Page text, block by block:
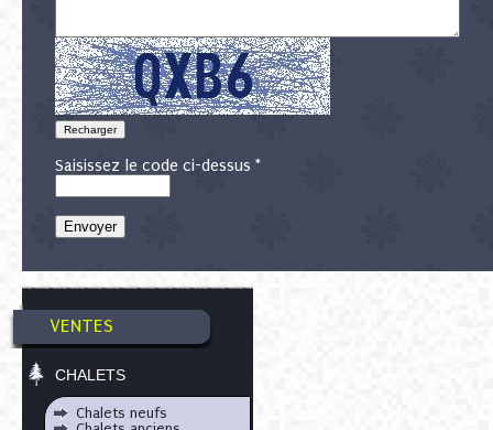
Saisissez le code ci-dessus *
VENTES
CHALETS
Chalets neufs